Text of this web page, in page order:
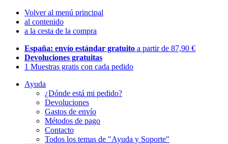
Volver al menú principal
al contenido
a la cesta de la compra
España: envío estándar gratuito a partir de 87,90 €
Devoluciones gratuitas
1 Muestras gratis con cada pedido
Ayuda
¿Dónde está mi pedido?
Devoluciones
Gastos de envío
Métodos de pago
Contacto
Todos los temas de "Ayuda y Soporte"